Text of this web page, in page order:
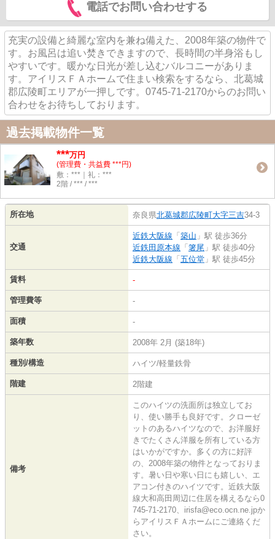
電話でお問い合わせする
充実の設備と綺麗な室内を兼ね備えた、2008年築の物件で
す。お風呂は追い焚きできますので、長時間の半身浴もし
やすいです。暖かな日光が差し込むバルコニーがありま
す。アイリスＦＡホームで住まい検索をするなら、北葛城
郡広陵町エリアが一押しです。0745-71-2170からのお問い
合わせをお待ちしております。
過去掲載物件一覧
***万円
(管理費・共益費 ***円)
敷：***｜礼：***
2階 / *** / ***
所在地 奈良県北葛城郡広陵町大字三吉34-3
交通
近鉄大阪線 「 築山 」駅 徒歩36分
近鉄田原本線 「 箸尾 」駅 徒歩40分
近鉄大阪線 「 五位堂 」駅 徒歩45分
賃料 -
管理費等 -
面積 -
築年数 2008年 2月 (築18年)
種別/構造 ハイツ/軽量鉄骨
階建 2階建
備考
このハイツの洗面所は独立してお
り、使い勝手も良好です。クローゼ
ットのあるハイツなので、お洋服好
きでたくさん洋服を所有している方
はいかがですか。多くの方に好評
の、2008年築の物件となっておりま
す。暑い日や寒い日にも嬉しい、エ
アコン付きのハイツです。近鉄大阪
線大和高田周辺に住居を構えるなら0
745-71-2170、irisfa@eco.ocn.ne.jpか
らアイリスＦＡホームにご連絡くだ
さい。